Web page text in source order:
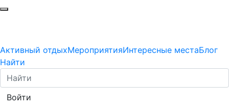
Активный отдыхМероприятияИнтересные местаБлог
Найти
Войти